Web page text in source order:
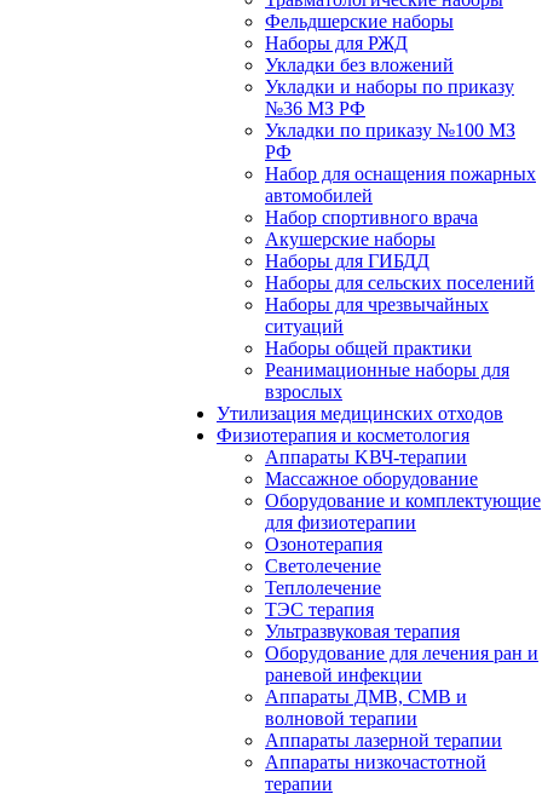
Фельдшерские наборы
Наборы для РЖД
Укладки без вложений
Укладки и наборы по приказу
№36 МЗ РФ
Укладки по приказу №100 МЗ
РФ
Набор для оснащения пожарных
автомобилей
Набор спортивного врача
Акушерские наборы
Наборы для ГИБДД
Наборы для сельских поселений
Наборы для чрезвычайных
ситуаций
Наборы общей практики
Реанимационные наборы для
взрослых
Утилизация медицинских отходов
Физиотерапия и косметология
Аппараты KВЧ-терапии
Массажное оборудование
Оборудование и комплектующие
для физиотерапии
Озонотерапия
Светолечение
Теплолечение
ТЭС терапия
Ультразвуковая терапия
Оборудование для лечения ран и
раневой инфекции
Аппараты ДМВ, СМВ и
волновой терапии
Аппараты лазерной терапии
Аппараты низкочастотной
терапии